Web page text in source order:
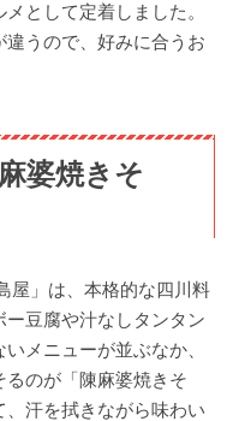
として定着しました。
うので、好みに合うお
婆焼きそ
屋」は、本格的な四川料
豆腐や汁なしタンタン
メニューが並ぶなか、
のが「陳麻婆焼きそ
汗を拭きながら味わい